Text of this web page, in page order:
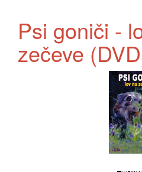
Psi goniči -
zečeve